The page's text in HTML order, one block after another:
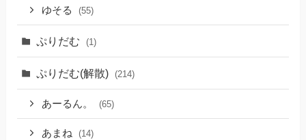
ゆそる (55)
ぷりだむ (1)
ぷりだむ(解散) (214)
あーるん。 (65)
あまね (14)